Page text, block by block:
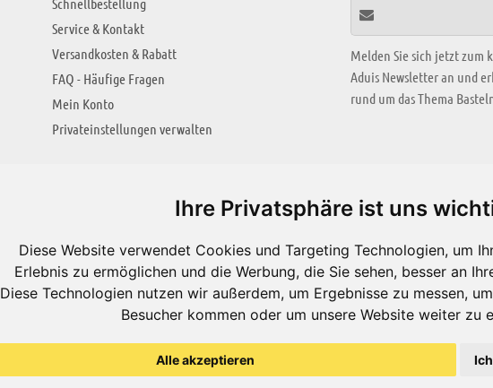
Ihre Privatsphäre ist uns
Diese Website verwendet Cookies und Targeting Technologien, um
Erlebnis zu ermöglichen und die Werbung, die Sie sehen, besser an
Diese Technologien nutzen wir außerdem, um Ergebnisse zu messen,
Besucher kommen oder um unsere Website weiter zu
Alle akzeptieren
Service & Kontakt
Versandkosten & Rabatt
FAQ - Häufige Fragen
Mein Konto
Privateinstellungen verwalten
Melden Sie sich jetzt zum
Aduis Newsletter an und
rund um das Thema
Jobs
Impressum
Datenschutzerklärung
KREATIV ZONE
Alle Videos
Bastelideen
Arbeitsblätter